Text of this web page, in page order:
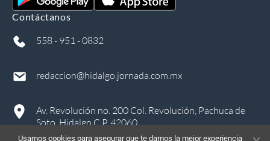
Contáctanos
558 - 951 - 0832
redaccion@hidalgo.jornada.com.mx
Av. Revolución no. 200 Col. Revolución, Pachuca de
Soto, Hidalgo C.P. 42060
Usamos cookies para asegurar que te damos la mejor experiencia